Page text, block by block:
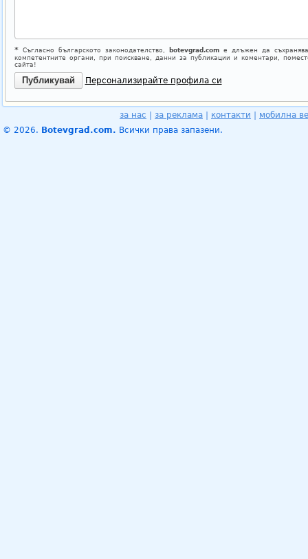
*Съгласно българското законодателство, botevgrad.comе длъжен да
компетентните органи, при поискване, данни за публикации и коментари,
сайта!
Персонализирайте профила си
за нас за реклама контакти
мобилна
© 2026. Botevgrad.com. Всички права запазени.